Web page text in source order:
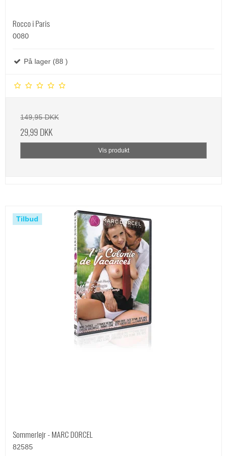
Rocco i Paris
0080
På lager (88 )
149,95 DKK
29,99 DKK
Vis produkt
Tilbud
Sommerlejr - MARC DORCEL
82585